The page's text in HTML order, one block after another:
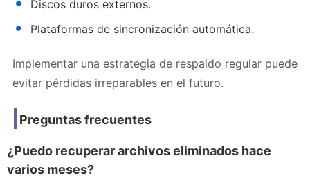
Discos duros externos.
Plataformas de sincronización automática.
Implementar una estrategia de respaldo regular puede
evitar pérdidas irreparables en el futuro.
Preguntas frecuentes
¿Puedo recuperar archivos eliminados hace
varios meses?